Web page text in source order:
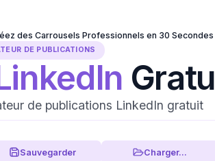
des Carrousels Professionnels en 30 Secondes
DE PUBLICATIONS
de publications LinkedIn gratuit
Sauvegarder Charger...